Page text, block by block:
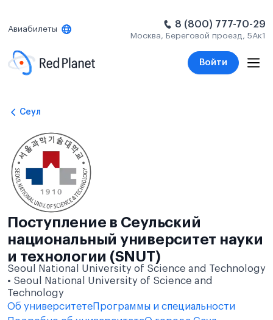
Авиабилеты 8 (800) 777-70-29
Москва, Береговой проезд, 5Ак1
Войти
Сеул
Поступление в Сеульский
национальный университет науки
и технологии (SNUT)
Seoul National University of Science and Technology
• Seoul National University of Science and
Technology
Об университетеПрограммы и специальности